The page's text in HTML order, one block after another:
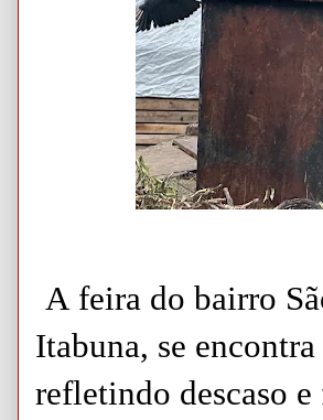
A feira do bairro
Itabuna, se
refletindo descaso